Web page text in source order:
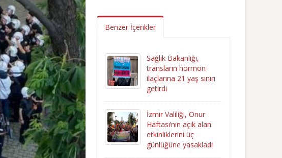
Benzer İçerikler
Sağlık Bakanlığı,
transların hormon
ilaçlarına 21 yaş sınırı
getirdi
İzmir Valiliği, Onur
Haftası’nın açık alan
etkinliklerini üç
günlüğüne yasakladı